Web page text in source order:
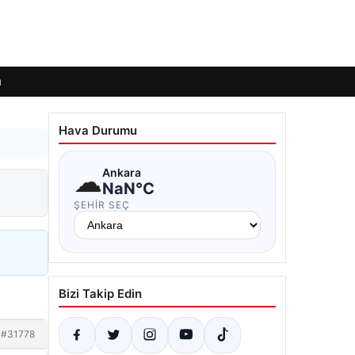
#31778
Hava Durumu
☁Ankara
NaN°C
ŞEHIR SEÇ
Bizi Takip Edin